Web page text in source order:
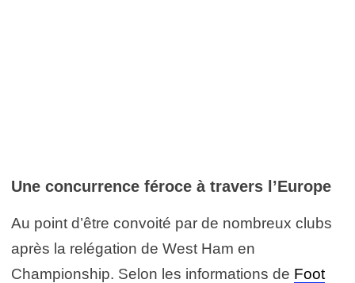
Une concurrence féroce à travers l’Europe
Au point d’être convoité par de nombreux clubs
après la relégation de West Ham en
Championship. Selon les informations de Foot